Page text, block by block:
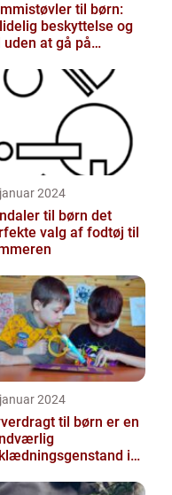
til børn:
beskyttelse og
uden at gå på
2024
til børn det
valg af fodtøj til
2024
til børn er en
i